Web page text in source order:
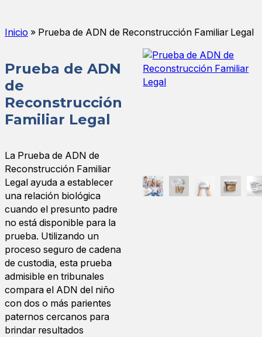
Inicio » Prueba de ADN de Reconstrucción Familiar Legal
Prueba de ADN
de
Reconstrucción
Familiar Legal
La Prueba de ADN de
Reconstrucción Familiar
Legal ayuda a establecer
una relación biológica
cuando el presunto padre
no está disponible para la
prueba. Utilizando un
proceso seguro de cadena
de custodia, esta prueba
admisible en tribunales
compara el ADN del niño
con dos o más parientes
paternos cercanos para
brindar resultados